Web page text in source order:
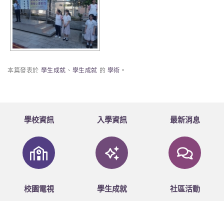
本篇發表於 學生成就 、 學生成就 的 學術 。
學校資訊 入學資訊 最新消息
校園電視 學生成就 社區活動